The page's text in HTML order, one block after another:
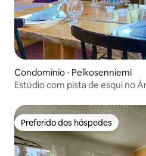
Condomínio ⋅ Pelkosenniemi
Estúdio com pista de esqui no
Preferido dos hóspedes
Preferido dos hóspedes